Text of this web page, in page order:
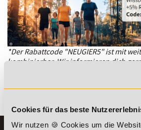
Cookies für das beste
Wir nutzen 🍪 Cookies um die
*Der Rabattcode "NEUGIER5" ist mit
kombinierbar. Wir informieren dich